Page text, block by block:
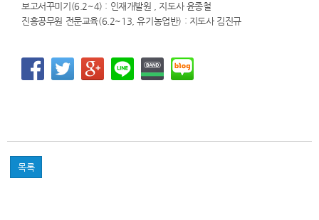
보고서꾸미기(6.2~4) : 인재개발원 , 지도사 윤종철
진흥공무원 전문교육(6.2~13, 유기농업반) : 지도사 김진규
목록